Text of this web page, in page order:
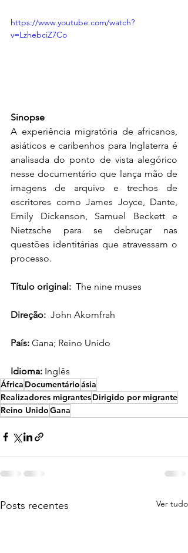
https://www.youtube.com/watch?
v=LzhebciZ7Co
Sinopse
A experiência migratória de africanos,
asiáticos e caribenhos para Inglaterra é
analisada do ponto de vista alegórico
nesse documentário que lança mão de
imagens de arquivo e trechos de
escritores como James Joyce, Dante,
Emily Dickenson, Samuel Beckett e
Nietzsche para se debruçar nas
questões identitárias que atravessam o
processo.
Título original: The nine muses
Direção: John Akomfrah
País: Gana; Reino Unido
Idioma: Inglês
África Documentárioásia
Realizadores migrantesDirigido por migrante
Reino UnidoGana
Posts recentes Ver tudo